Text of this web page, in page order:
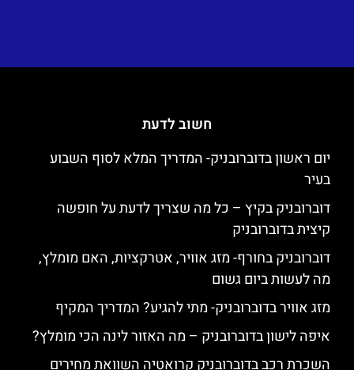
חשוב לדעת
יום ראשון בדוברובניק- המדריך המלא לסוף השבוע
בעיר
דוברובניק בקיץ – כל מה שצריך לדעת על חופשה
קיצית בדוברובניק
דוברובניק בחורף- מזג אוויר, אטרקציות, האם מומלץ,
מה לעשות ביום גשום
מזג אוויר בדוברובניק- מתי להגיע? המדריך המקיף
איפה לישון בדוברובניק – מה האזור לינה הכי מומלץ?
השכרת רכב בדוברובניק קרואטיה השוואת מחירים